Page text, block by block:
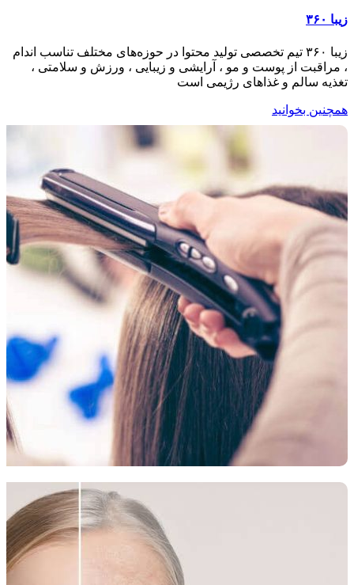
زیبا ۳۶۰
زیبا ۳۶۰ تیم تخصصی تولید محتوا در حوزه‌های مختلف تناسب اندام
، مراقبت از پوست و مو ، آرایشی و زیبایی ، ورزش و سلامتی ،
تغذیه سالم و غذاهای رژیمی است
همچنین بخوانید